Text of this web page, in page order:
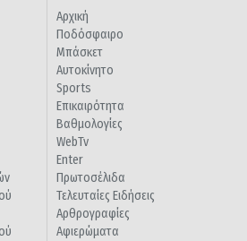
Αρχική
Ποδόσφαιρο
Μπάσκετ
Αυτοκίνητο
Sports
Επικαιρότητα
Βαθμολογίες
WebTv
Enter
Πρωτοσέλιδα
Τελευταίες Ειδήσεις
Αρθρογραφίες
Αφιερώματα